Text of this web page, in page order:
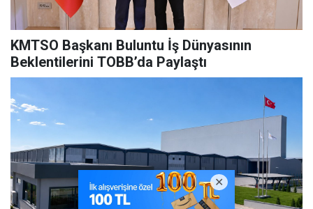
KMTSO Başkanı Buluntu İş Dünyasının
Beklentilerini TOBB’da Paylaştı